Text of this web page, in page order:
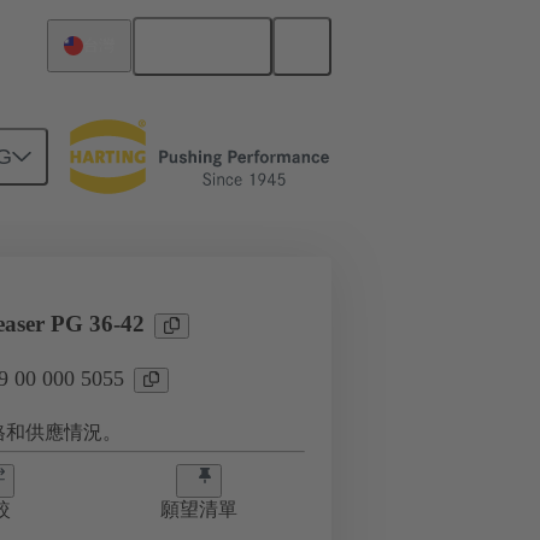
PG 36-42
00 000 5055
供應情況。
願望清單